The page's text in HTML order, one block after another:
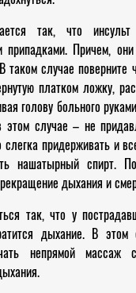
так, что инсульт
припадками. Причем,
таком случае поверните
платком ложку,
голову больного
этом случае – не
слегка придерживать и
нашатырный спирт.
дыхания и
так, что у
дыхание. В этом
непрямой массаж